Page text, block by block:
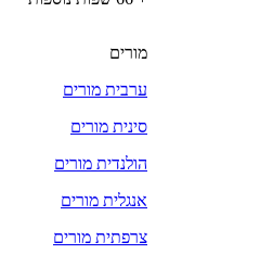
מורים
ערבית מורים
סינית מורים
הולנדית מורים
אנגלית מורים
צרפתית מורים